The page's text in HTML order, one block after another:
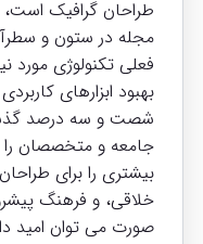
طراحان گرافیک است،
مجله در ستون و
فعلی تکنولوژی مورد
بهبود ابزارهای
شصت و سه درصد
جامعه و متخصصان را
بیشتری را برای
خلاقی، و فرهنگ
صورت می توان امید